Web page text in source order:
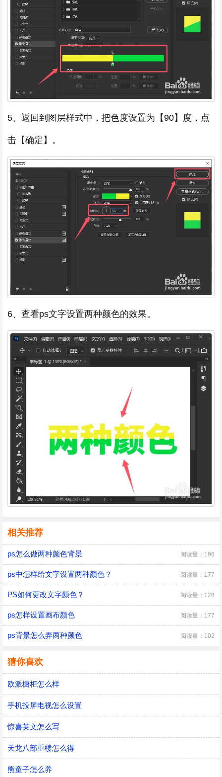
5、返回到图层样式中，把色度设置为【90】度，点
击【确定】。
6、查看ps文字设置两种颜色的效果。
相关推荐
ps怎么做两种颜色背景 阅读量：196
ps中怎样给文字设置两种颜色？ 阅读量：177
PS如何更改文字颜色？ 阅读量：128
ps怎样设置画布颜色 阅读量：177
ps背景怎么弄两种颜色 阅读量：102
猜你喜欢
欧派橱柜怎么样
手机投屏电视怎么设置
惊喜英文怎么写
天龙八部重楼怎么得
熊童子怎么养